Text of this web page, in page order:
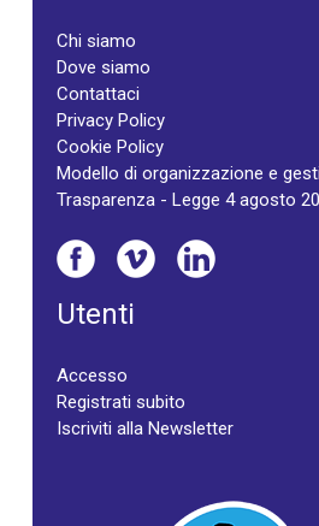
Chi siamo
Dove siamo
Contattaci
Privacy Policy
Cookie Policy
Modello di organizzazione e
Trasparenza - Legge 4 agosto
Utenti
Accesso
Registrati subito
Iscriviti alla Newsletter